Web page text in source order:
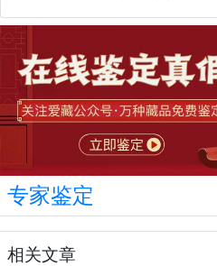
专家鉴定
相关文章